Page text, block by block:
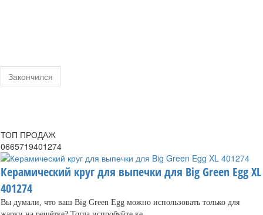
Закончился
ТОП ПРОДАЖ
0665719401274
Керамический круг для выпечки для Big Green Egg XL
401274
Вы думали, что ваш Big Green Egg можно использовать только для